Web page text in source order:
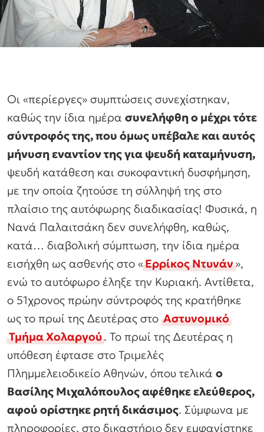
Οι «περίεργες» συμπτώσεις συνεχίστηκαν,
καθώς την ίδια ημέρα συνελήφθη ο μέχρι τότε
σύντροφός της, που όμως υπέβαλε και αυτός
μήνυση εναντίον της για ψευδή καταμήνυση,
ψευδή κατάθεση και συκοφαντική δυσφήμηση,
με την οποία ζητούσε τη σύλληψή της στο
πλαίσιο της αυτόφωρης διαδικασίας! Φυσικά, η
Νανά Παλαιτσάκη δεν συνελήφθη, καθώς,
κατά… διαβολική σύμπτωση, την ίδια ημέρα
εισήχθη ως ασθενής στο «Ερρίκος Ντυνάν»,
ενώ το αυτόφωρο έληξε την Κυριακή. Αντίθετα,
ο 51χρονος πρώην σύντροφός της κρατήθηκε
ως το πρωί της Δευτέρας στοΑστυνομικό
Τμήμα Χολαργού. Το πρωί της Δευτέρας η
υπόθεση έφτασε στο Τριμελές
Πλημμελειοδικείο Αθηνών, όπου τελικά ο
Βασίλης Μιχαλόπουλος αφέθηκε ελεύθερος,
αφού ορίστηκε ρητή δικάσιμος. Σύμφωνα με
πληροφορίες, στο δικαστήριο δεν εμφανίστηκε